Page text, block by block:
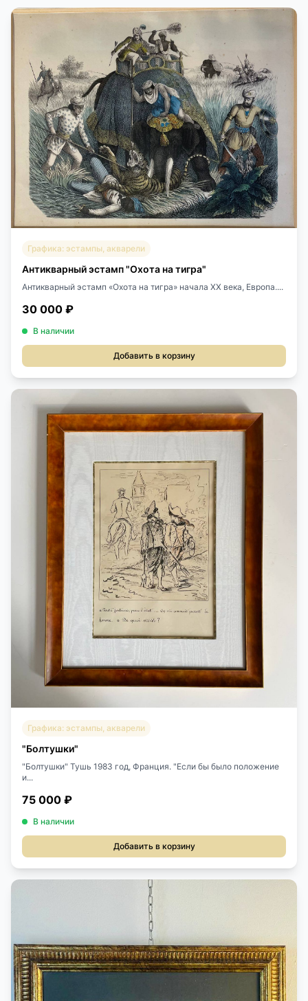
Графика: эстампы, акварели
Антикварный эстамп "Охота на тигра"
Антикварный эстамп «Охота на тигра» начала XX века, Европа....
30 000 ₽
В наличии
Добавить в корзину
Графика: эстампы, акварели
"Болтушки"
"Болтушки" Тушь 1983 год, Франция. "Если бы было положение
и...
75 000 ₽
В наличии
Добавить в корзину